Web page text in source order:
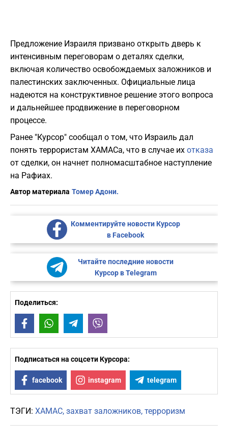
Предложение Израиля призвано открыть дверь к
интенсивным переговорам о деталях сделки,
включая количество освобождаемых заложников и
палестинских заключенных. Официальные лица
надеются на конструктивное решение этого вопроса
и дальнейшее продвижение в переговорном
процессе.
Ранее "Курсор" сообщал о том, что Израиль дал
понять террористам ХАМАСа, что в случае их отказа
от сделки, он начнет полномасштабное наступление
на Рафиах.
Автор материала Томер Адони.
Комментируйте новости Курсор
в Facebook
Читайте последние новости
Курсор в Telegram
Поделиться:
FacebookWhatsAppTelegram
Подписаться на соцсети Курсора:
facebook instagram telegram
ТЭГИ: ХАМАС захват заложников терроризм